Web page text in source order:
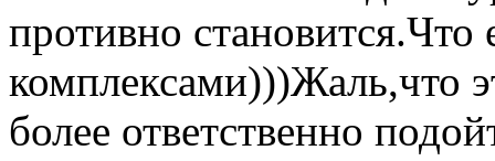
противно становится.Что
комплексами)))Жаль,что
более ответственно